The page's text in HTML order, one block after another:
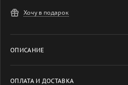
Хочу в подарок
ОПИСАНИЕ
ОПЛАТА И ДОСТАВКА